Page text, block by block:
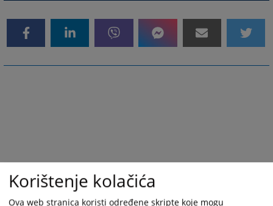
Korištenje kolačića
Ova web stranica koristi određene skripte koje mogu